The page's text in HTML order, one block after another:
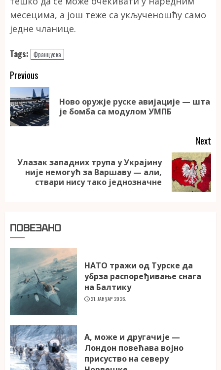
месецима, а још теже са укљученошћу само
једне чланице.
Tags: Француска
Continue
Reading
Previous
Ново оружје руске авијације — шта
је бомба са модулом УМПБ
Next
Next
Улазак западних трупа у Украјину
није немогућ за Варшаву — али,
ствари нису тако једнозначне
ПОВЕЗАНО
НАТО тражи од Турске да
убрза распоређивање снага
на Балтику
21. ЈАНУАР 2026.
А, може и другачије —
Лондон повећава војно
присуство на северу